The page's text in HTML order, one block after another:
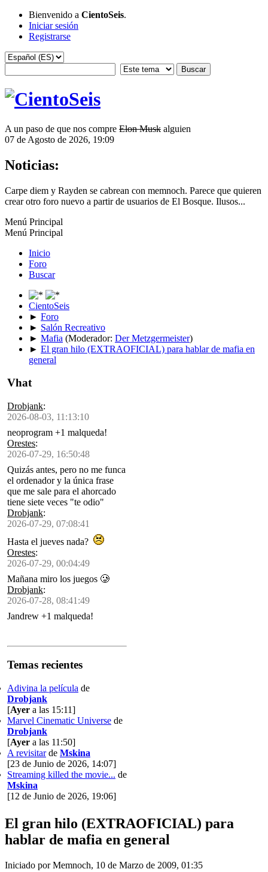
Bienvenido a CientoSeis.
Iniciar sesión
Registrarse
A un paso de que nos compre Elon Musk alguien
07 de Agosto de 2026, 19:09
Noticias:
Carpe diem y Rayden se cabrean con memnoch. Parece que quieren
crear otro foro nuevo a partir de usuarios de El Bosque. Ilusos...
Menú Principal
Menú Principal
Inicio
Foro
Buscar
CientoSeis
► Foro
► Salón Recreativo
► Mafia (Moderador: Der Metzgermeister)
► El gran hilo (EXTRAOFICIAL) para hablar de mafia en
general
Vhat
Drobjank:
2026-08-03, 11:13:10
neoprogram +1 malqueda!
Orestes:
2026-07-29, 16:50:48
Quizás antes, pero no me funca
el ordenador y la única frase
que me sale para el ahorcado
tiene siete veces "te odio"
Drobjank:
2026-07-29, 07:08:41
Hasta el jueves nada?
Orestes:
2026-07-29, 00:04:49
Mañana miro los juegos 🥲
Drobjank:
2026-07-28, 08:41:49
Jandrew +1 malqueda!
Temas recientes
Adivina la película de
Drobjank
[Ayer a las 15:11]
Marvel Cinematic Universe de
Drobjank
[Ayer a las 11:50]
A revisitarde Mskina
[23 de Junio de 2026, 14:07]
Streaming killed the movie... de
Mskina
[12 de Junio de 2026, 19:06]
El gran hilo (EXTRAOFICIAL) para
hablar de mafia en general
Iniciado por Memnoch, 10 de Marzo de 2009, 01:35